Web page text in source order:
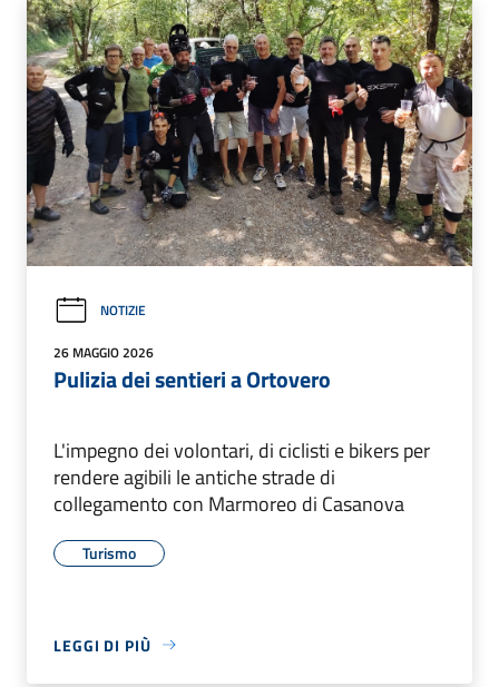
NOTIZIE
26 MAGGIO 2026
Pulizia dei sentieri a Ortovero
L'impegno dei volontari, di ciclisti e bikers per
rendere agibili le antiche strade di
collegamento con Marmoreo di Casanova
Turismo
LEGGI DI PIÙ